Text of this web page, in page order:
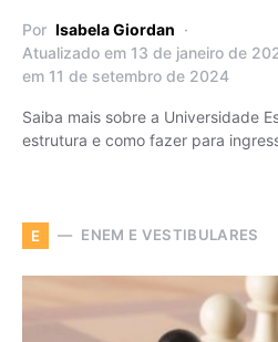
Por Isabela Giordan
Atualizado em 13 de janeiro de
em 11 de setembro de 2024
Saiba mais sobre a Universidade
estrutura e como fazer para
E ENEM E VESTIBULARES